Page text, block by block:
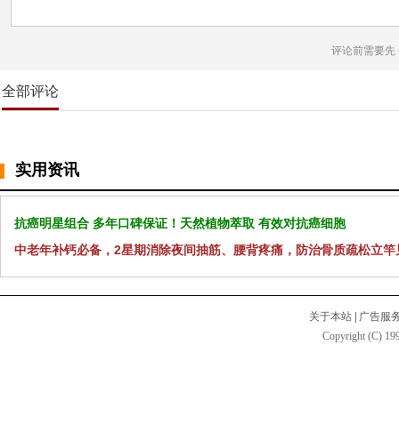
评论前需要先
全部评论
实用资讯
抗癌明星组合 多年口碑保证！天然植物萃取 有效对抗癌细胞
中老年补钙必备，2星期消除夜间抽筋、腰背疼痛，防治骨质疏松立竿
关于本站
广告服
Copyright (C)